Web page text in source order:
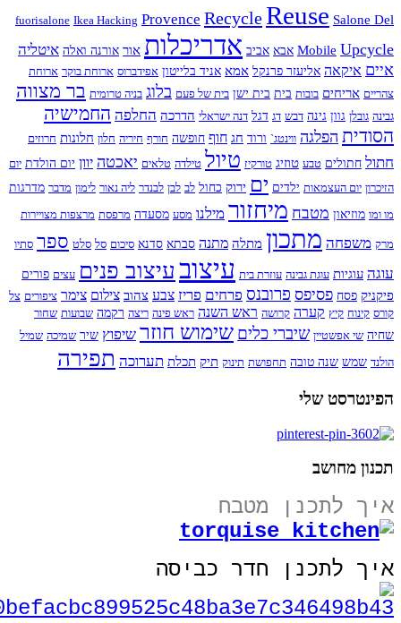
fuorisalone Ikea Hacking Provence Recycle Reuse Salone Del
Mobile Upcycle אבא אביב אדריכלות אור אורנה ואלה איטליה
איים איקאה אליעזר פרנקל אמא אניד בלייטון אפידברוס ארוחת בוקר ארוחת
צהריים אריחים בובות בית בית ישן בית של פעם בלוג בניה טרומית בר מצווה
גבינה גובלן גוון גינה דבש דג דגל דנה ישראלי הדרכה החלפה החמישיה
הסודית הפלגה ווינטג` ורוד חג חוף חופשה חורף חיריה חלון חלונות חרוזים
חתול חתולים טבע טוזיג טורקיז טיול טילדה טלאים יאכטה יוון יום הולדת יום
הזיכרון יום העצמאות ילדים ים ירוק כחול לב לבן לבנדר ליה נאור לימון מדבר מדרגות
מו ומו מוזיאון מטבח מיחזור מילנו מסע מסעדה מרפסת מרצפות מצויירות
מרק משפחה מתכון מתלה מתנה סבתא סדנא סיכום סל סלט ספר סתיו
עוגה עוגיות עוגת גבינה עוזרת בית עיצובעיצוב פנים עצים פורים
פיקניק פסח פסיפס פרובנס פרחים פריז צבע צהוב צילום צימר ציפורים צל
קורס קינוח קיץ קערה קרושה ראש השנה ראש פינה ריצה רקמה שבועות שחור
שחיה שי אפשטיין שיברי כליםשימוש חוזר שיפוץ שיר שמיכה שמיל
הולנד שמש שנה טובה תחפושת תינוק תיק תכלת תערוכה תפירה
הפינטרסט שלי
תכנון מחושב
איך לתכנן מטבח
איך לתכנן חדר כביסה